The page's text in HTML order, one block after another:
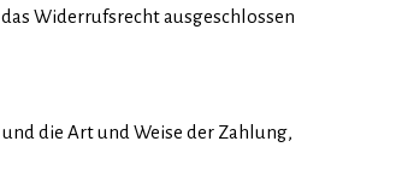
Widerrufsrecht ausgeschlossen
die Art und Weise der Zahlung,